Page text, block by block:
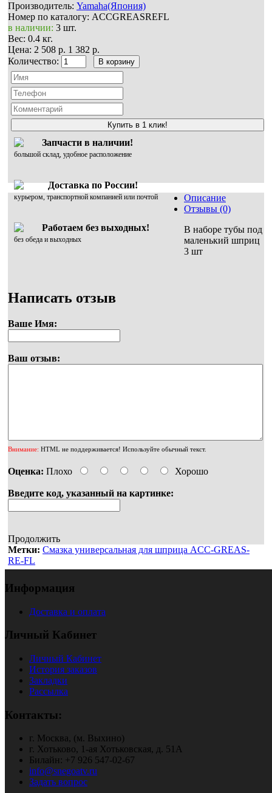
Производитель: Yamaha(Япония)
Номер по каталогу: ACCGREASREFL
в наличии: 3 шт.
Вес: 0.4 кг.
Цена: 2 508 р. 1 382 р.
Количество:
Купить в 1 клик!
Запчасти в наличии!
большой склад, удобное расположение
Доставка по России!
курьером, транспортной компанией или почтой
Работаем без выходных!
без обеда и выходных
Описание
Отзывы (0)
В наборе тубы под
маленький шприц
3 шт
Написать отзыв
Ваше Имя:
Ваш отзыв:
Внимание: HTML не поддерживается! Используйте обычный текст.
Оценка: Плохо Хорошо
Введите код, указанный на картинке:
Продолжить
Метки: Смазка универсальная для шприца ACC-GREAS-
RE-FL
Информация
Доставка и оплата
Личный Кабинет
Личный Кабинет
История заказов
Закладки
Рассылка
Контакты:
г. Москва, (м. Выхино)
г. Хотьково, 1-ая Хотьковская, д. 51А
Билайн: +7 926 547-02-67
info@snegoatv.ru
Задать вопрос